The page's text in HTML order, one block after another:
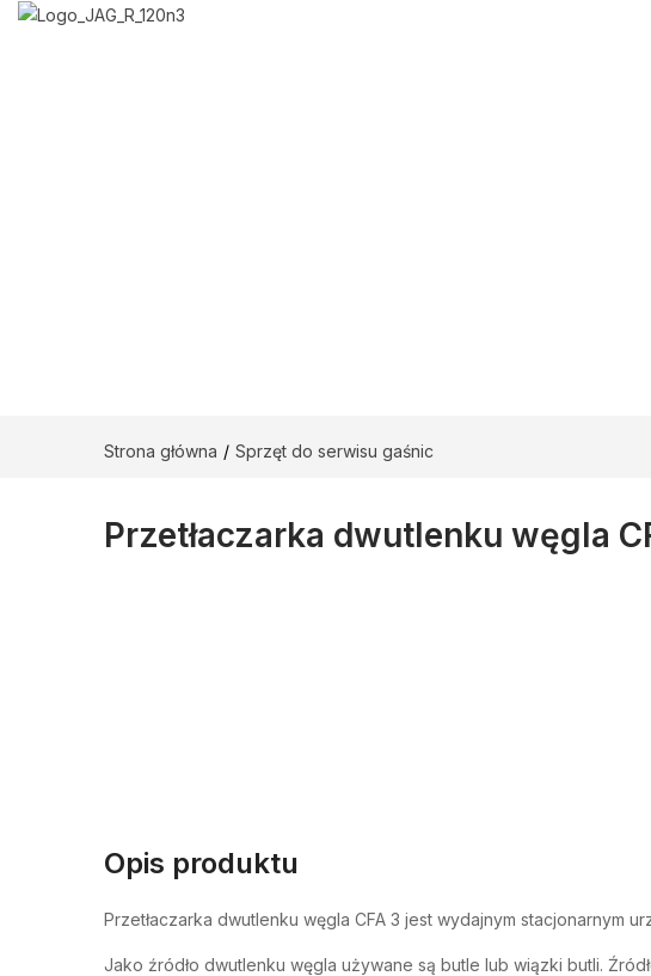
Strona główna Sprzęt do serwisu gaśnic
Przetłaczarka dwutlenku węgla
Opis produktu
Przetłaczarka dwutlenku węgla CFA 3 jest wydajnym stacjonarnym
Jako źródło dwutlenku węgla używane są butle lub wiązki butli.